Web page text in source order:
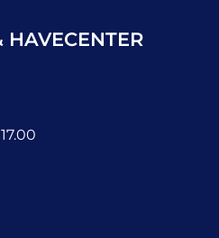
HAVECENTER